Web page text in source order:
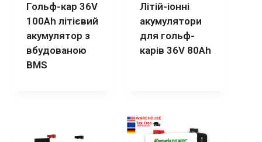
Гольф-кар 36V
100Ah літієвий
акумулятор з
вбудованою
BMS
Літій-іонні
акумулятори
для гольф-
карів 36V 80Ah